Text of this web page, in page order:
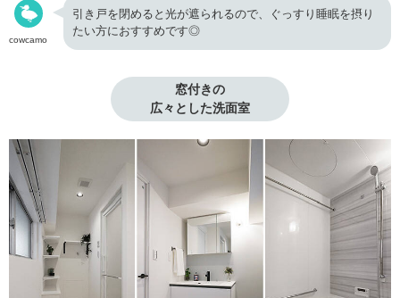
cowcamo
引き戸を閉めると光が遮られるので、ぐっすり睡眠を摂り
たい方におすすめです◎
窓付きの
広々とした洗面室